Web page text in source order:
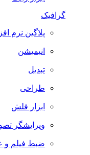
گرافیک
پلاگین نرم افزارها
انیمیشن
تبدیل
طراحی
ابزار فلش
ویرایشگر تصویر
ضبط فيلم و عكس